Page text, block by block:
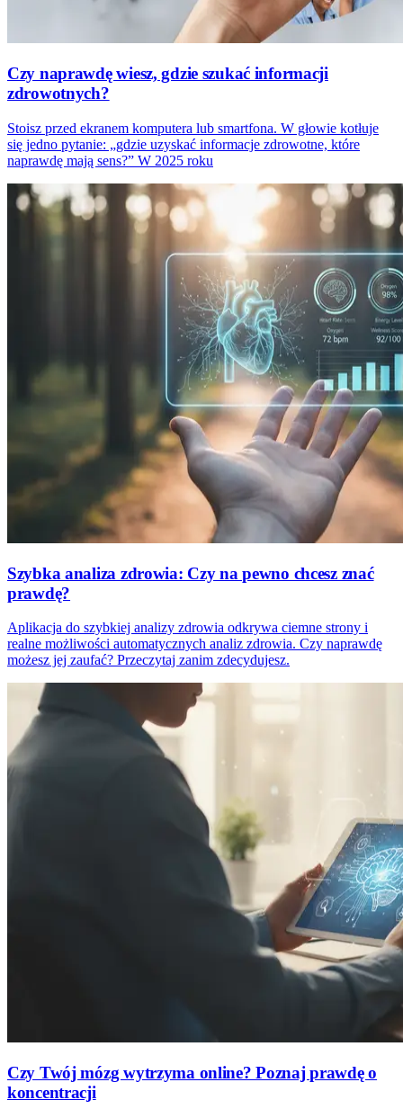
Czy naprawdę wiesz, gdzie szukać informacji
zdrowotnych?
Stoisz przed ekranem komputera lub smartfona. W głowie kotłuje
się jedno pytanie: „gdzie uzyskać informacje zdrowotne, które
naprawdę mają sens?” W 2025 roku
Szybka analiza zdrowia: Czy na pewno chcesz znać
prawdę?
Aplikacja do szybkiej analizy zdrowia odkrywa ciemne strony i
realne możliwości automatycznych analiz zdrowia. Czy naprawdę
możesz jej zaufać? Przeczytaj zanim zdecydujesz.
Czy Twój mózg wytrzyma online? Poznaj prawdę o
koncentracji